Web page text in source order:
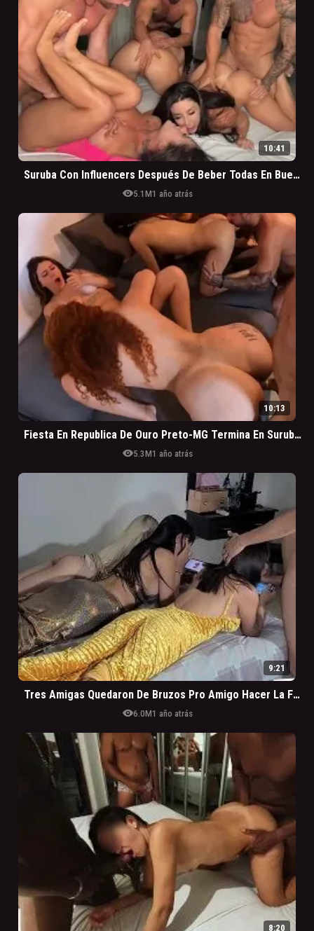
10:41
Suruba Con Influencers Después De Beber Todas En Buenate Badalada De Copacabana
visibility5.1M1 año atrás
10:13
Fiesta En Republica De Ouro Preto-MG Termina En Suruba Intensa Con Las Novinhas Safadas
visibility5.3M1 año atrás
9:21
Tres Amigas Quedaron De Bruzos Pro Amigo Hacer La Fiesta
visibility6.0M1 año atrás
8:20